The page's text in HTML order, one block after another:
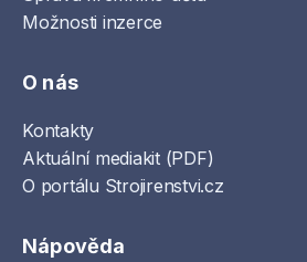
Možnosti inzerce
O nás
Kontakty
Aktuální mediakit (PDF)
O portálu Strojirenstvi.cz
Nápověda